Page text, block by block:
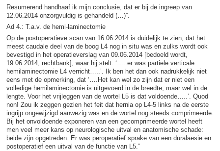
Resumerend handhaaf ik mijn conclusie, dat er bij de ingreep van
12.06.2014 onzorgvuldig is gehandeld (…)”.
Ad 4.: T.a.v. de hemi-laminectomie
Op de postoperatieve scan van 16.06.2014 is duidelijk te zien, dat het
meest caudale deel van de boog L4 nog in situ was en zulks wordt ook
bevestigd in het operatieverslag van 09.06.2014 [bedoeld wordt,
19.06.2014, rechtbank], waar hij stelt: ‘…..er was partiele verticale
hemilaminectomie L4 verricht…..’. Ik ben het dan ook nadrukkelijk niet
eens met de opmerking, dat ‘….Het kan wel zo zijn dat er niet een
volledige hemilaminectomie is uitgevoerd in de breedte, maar wel in de
lengte. Voor het vrijleggen van de wortel L5 is dat voldoende…..’. Quod
non! Zou ik zeggen gezien het feit dat hernia op L4-5 links na de eerste
ingrijp ongewijzigd aanwezig was en de wortel nog steeds comprimeerde.
Bij het onvoldoende exponeren van een gecomprimeerde wortel heeft
men veel meer kans op neurologische uitval en anatomische schade:
beide zijn opgetreden. Er was peroperatief sprake van een duralaesie en
postoperatief een uitval van de functie van L5.”